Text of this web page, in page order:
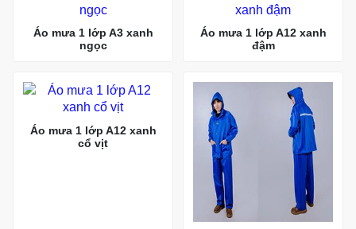
Áo mưa 1 lớp A3 xanh
ngọc
Áo mưa 1 lớp A12 xanh
đậm
Áo mưa 1 lớp A12 xanh
cổ vịt